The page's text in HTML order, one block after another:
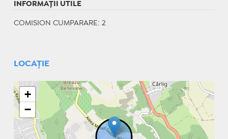
INFORMAŢII UTILE
COMISION CUMPARARE: 2
LOCAȚIE
+
−